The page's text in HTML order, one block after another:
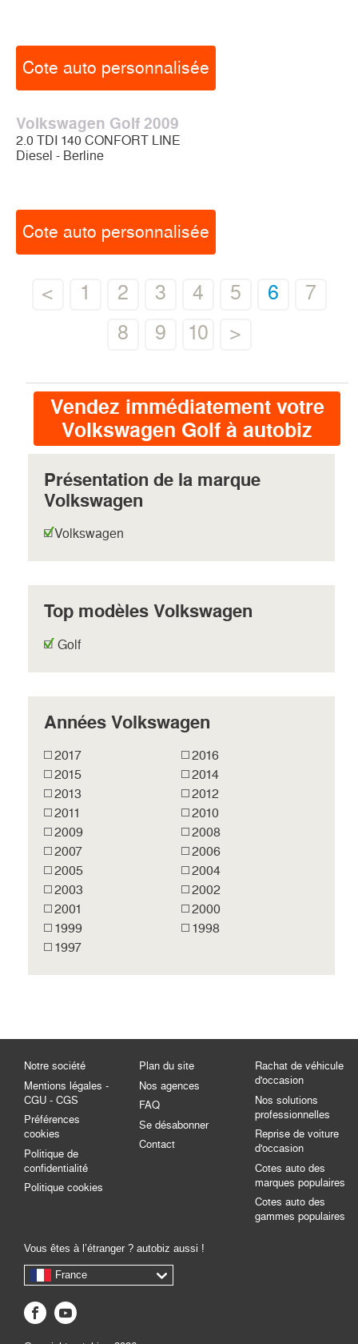
Cote auto personnalisée
Volkswagen Golf 2009
2.0 TDI 140 CONFORT LINE
Diesel - Berline
Cote auto personnalisée
< 1 2 3 4 5 6
7
8
9 10 >
Vendez immédiatement votre
Volkswagen Golf à autobiz
Présentation de la marque
Volkswagen
Volkswagen
Top modèles Volkswagen
Golf
Années Volkswagen
2017
2016
2015
2014
2013
2012
2011
2010
2009
2008
2007
2006
2005
2004
2003
2002
2001
2000
1999
1998
1997
Notre société
Mentions légales -
CGU - CGS
Préférences
cookies
Politique de
confidentialité
Politique cookies
Plan du site
Nos agences
FAQ
Se désabonner
Contact
Rachat de véhicule
d'occasion
Nos solutions
professionnelles
Reprise de voiture
d'occasion
Cotes auto des
marques populaires
Cotes auto des
gammes populaires
Vous êtes à l’étranger ? autobiz aussi !
France